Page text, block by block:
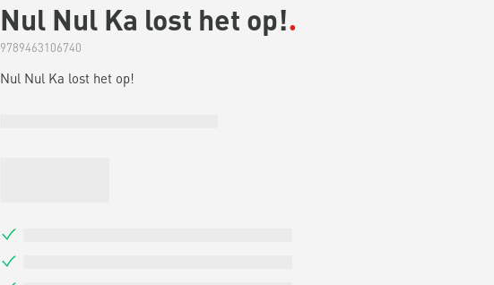
Nul Nul Ka lost het op!
9789463106740
Nul Nul Ka lost het op!